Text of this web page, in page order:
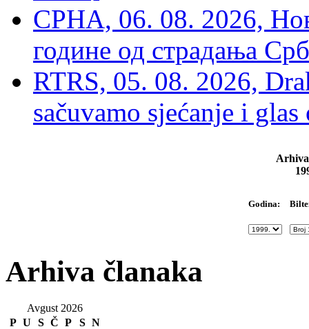
СРНА, 06. 08. 2026,
године од страдања
RTRS, 05. 08. 2026,
sačuvamo sjećanje i
Godina:
Arhiva članaka
Avgust 2026
P U S Č P S N